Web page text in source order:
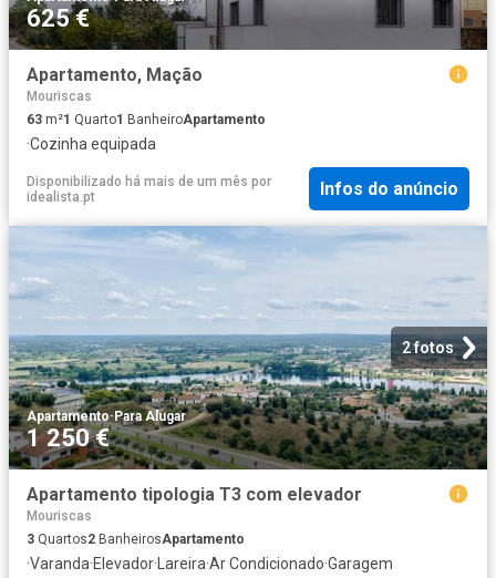
625 €
Apartamento, Mação
Mouriscas
63 m²1 Quarto1 BanheiroApartamento
·Cozinha equipada
Disponibilizado há mais de um mês por
idealista.pt
Infos do anúncio
2 fotos
Apartamento·Para Alugar
1 250 €
Apartamento tipologia T3 com elevador
Mouriscas
3 Quartos2 BanheirosApartamento
·Varanda·Elevador·Lareira·Ar Condicionado·Garagem